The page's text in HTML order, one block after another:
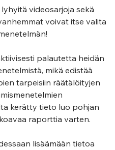
videosarjoja sekä
voivat itse valita
palautetta heidän
mikä edistää
tarpeisiin räätälöityjen
kerätty tieto luo pohjan
raporttia varten.
lisäämään tietoa